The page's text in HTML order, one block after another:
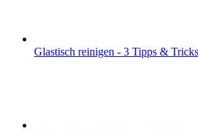
Glastisch reinigen - 3 Tipps & Tricks